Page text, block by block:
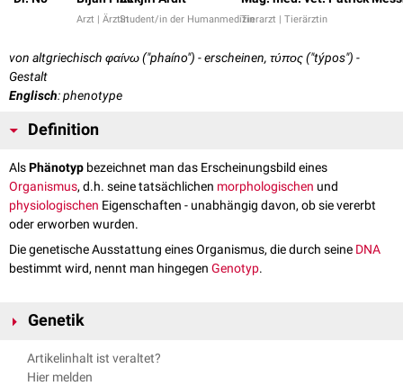
Arzt | ÄrztinStudent/in der HumanmedizinTierarzt | Tierärztin
von altgriechisch φαίνω ("phaíno") - erscheinen, τύπος ("týpos") -
Gestalt
Englisch: phenotype
Definition
AlsPhänotyp bezeichnet man das Erscheinungsbild eines
Organismus, d.h. seine tatsächlichen morphologischen und
physiologischen Eigenschaften - unabhängig davon, ob sie vererbt
oder erworben wurden.
Die genetische Ausstattung eines Organismus, die durch seine DNA
bestimmt wird, nennt man hingegen Genotyp.
Genetik
Im Phänotyp spiegeln sich nicht nur vererbte Eigenschaften wider,
sondern auch erworbene Merkmale, z.B. die durch körperliche Aktivität
Artikelinhalt ist veraltet?
Hier melden